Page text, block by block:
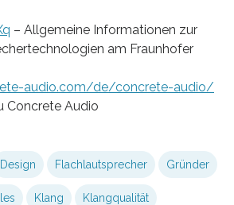
– Allgemeine Informationen zur
am Fraunhofer
audio.com/de/concrete-audio/
Concrete Audio
Design Flachlautsprecher Gründer
Klang Klangqualität